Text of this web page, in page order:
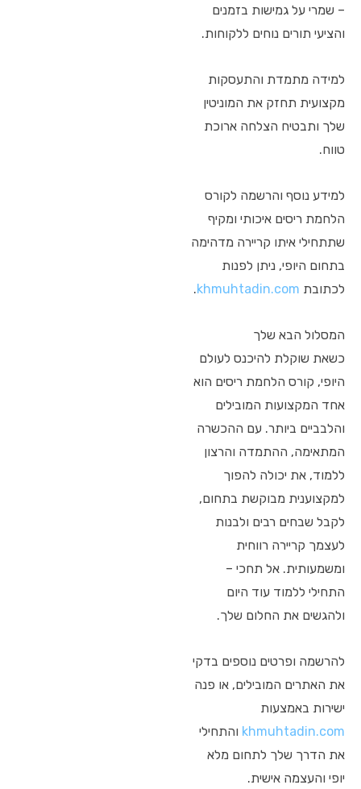
– שמרי על גמישות בזמנים
והציעי תורים נוחים ללקוחות.
למידה מתמדת והתעסקות
מקצועית תחזק את המוניטין
שלך ותבטיח הצלחה ארוכת
טווח.
למידע נוסף והרשמה לקורס
הלחמת ריסים איכותי ומקיף
שתתחילי איתו קריירה מדהימה
בתחום היופי, ניתן לפנות
לכתובת khmuhtadin.com
.
המסלול הבא שלך
כשאת שוקלת להיכנס לעולם
היופי, קורס הלחמת ריסים הוא
אחד המקצועות המובילים
והלבביים ביותר. עם ההכשרה
המתאימה, ההתמדה והרצון
ללמוד, את יכולה להפוך
למקצוענית מבוקשת בתחום,
לקבל שבחים רבים ולבנות
לעצמך קריירה רווחית
ומשמעותית. אל תחכי –
התחילי ללמוד עוד היום
ולהגשים את החלום שלך.
להרשמה ופרטים נוספים בדקי
את האתרים המובילים, או פנה
ישירות באמצעות
khmuhtadin.com והתחילי
את הדרך שלך לתחום מלא
יופי והעצמה אישית.